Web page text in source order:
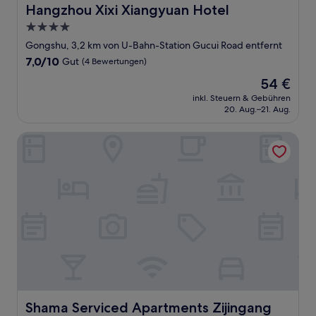
Hangzhou Xixi Xiangyuan Hotel
Hangzhou Xixi Xiangyuan Hotel
4.0-
Sterne-
Unterkunft
Gongshu, 3,2 km von U-Bahn-Station Gucui Road entfernt
7.0
7,0/10 Gut (4 Bewertungen)
Der
Preis
beträgt
54 €
inkl. Steuern & Gebühren
20. Aug.–21. Aug.
Shama Serviced Apartments Zijingang
Shama Serviced Apartments Zijingang Hangzhou